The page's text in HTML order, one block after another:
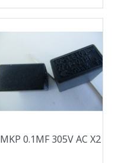
MKP 0.1ΜF 305V AC X2